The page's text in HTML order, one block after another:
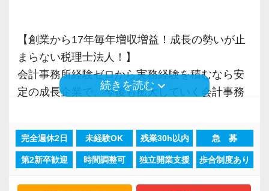
ています。
また、職場環境の改善に積極的に取り組む企業
に対して認証される「社労士診断認証制度」を
「職場環境改善宣言企業」と「経営労務診断実
施企業」の認定を受け、今後も社員が働きやす
い環境づくりを積極的に推進していきます。
長く安心して働ける環境を用意してお待ちして
【創業から17年毎年増収増益！成長の勢いが止
まらない税理士法人！】
会計事務所経験ゼロから実務経験を積むなら安
定の成長企業で、今後も拡大していく会計事務
現在当社では「渋谷」「新宿」「錦糸町」
「柏」「横浜」「大阪」の６拠点を展開してい
続きを読む keyboard_arrow_down
完全週休2日 未経験OK 残業30h以内 急 募
第2新卒歓迎 時間調整可 独立開業支援 歩合制度あり